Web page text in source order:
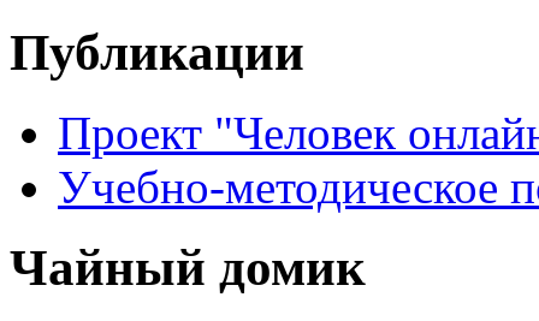
Публикации
Проект "Человек
Учебно-методическое
Чайный домик